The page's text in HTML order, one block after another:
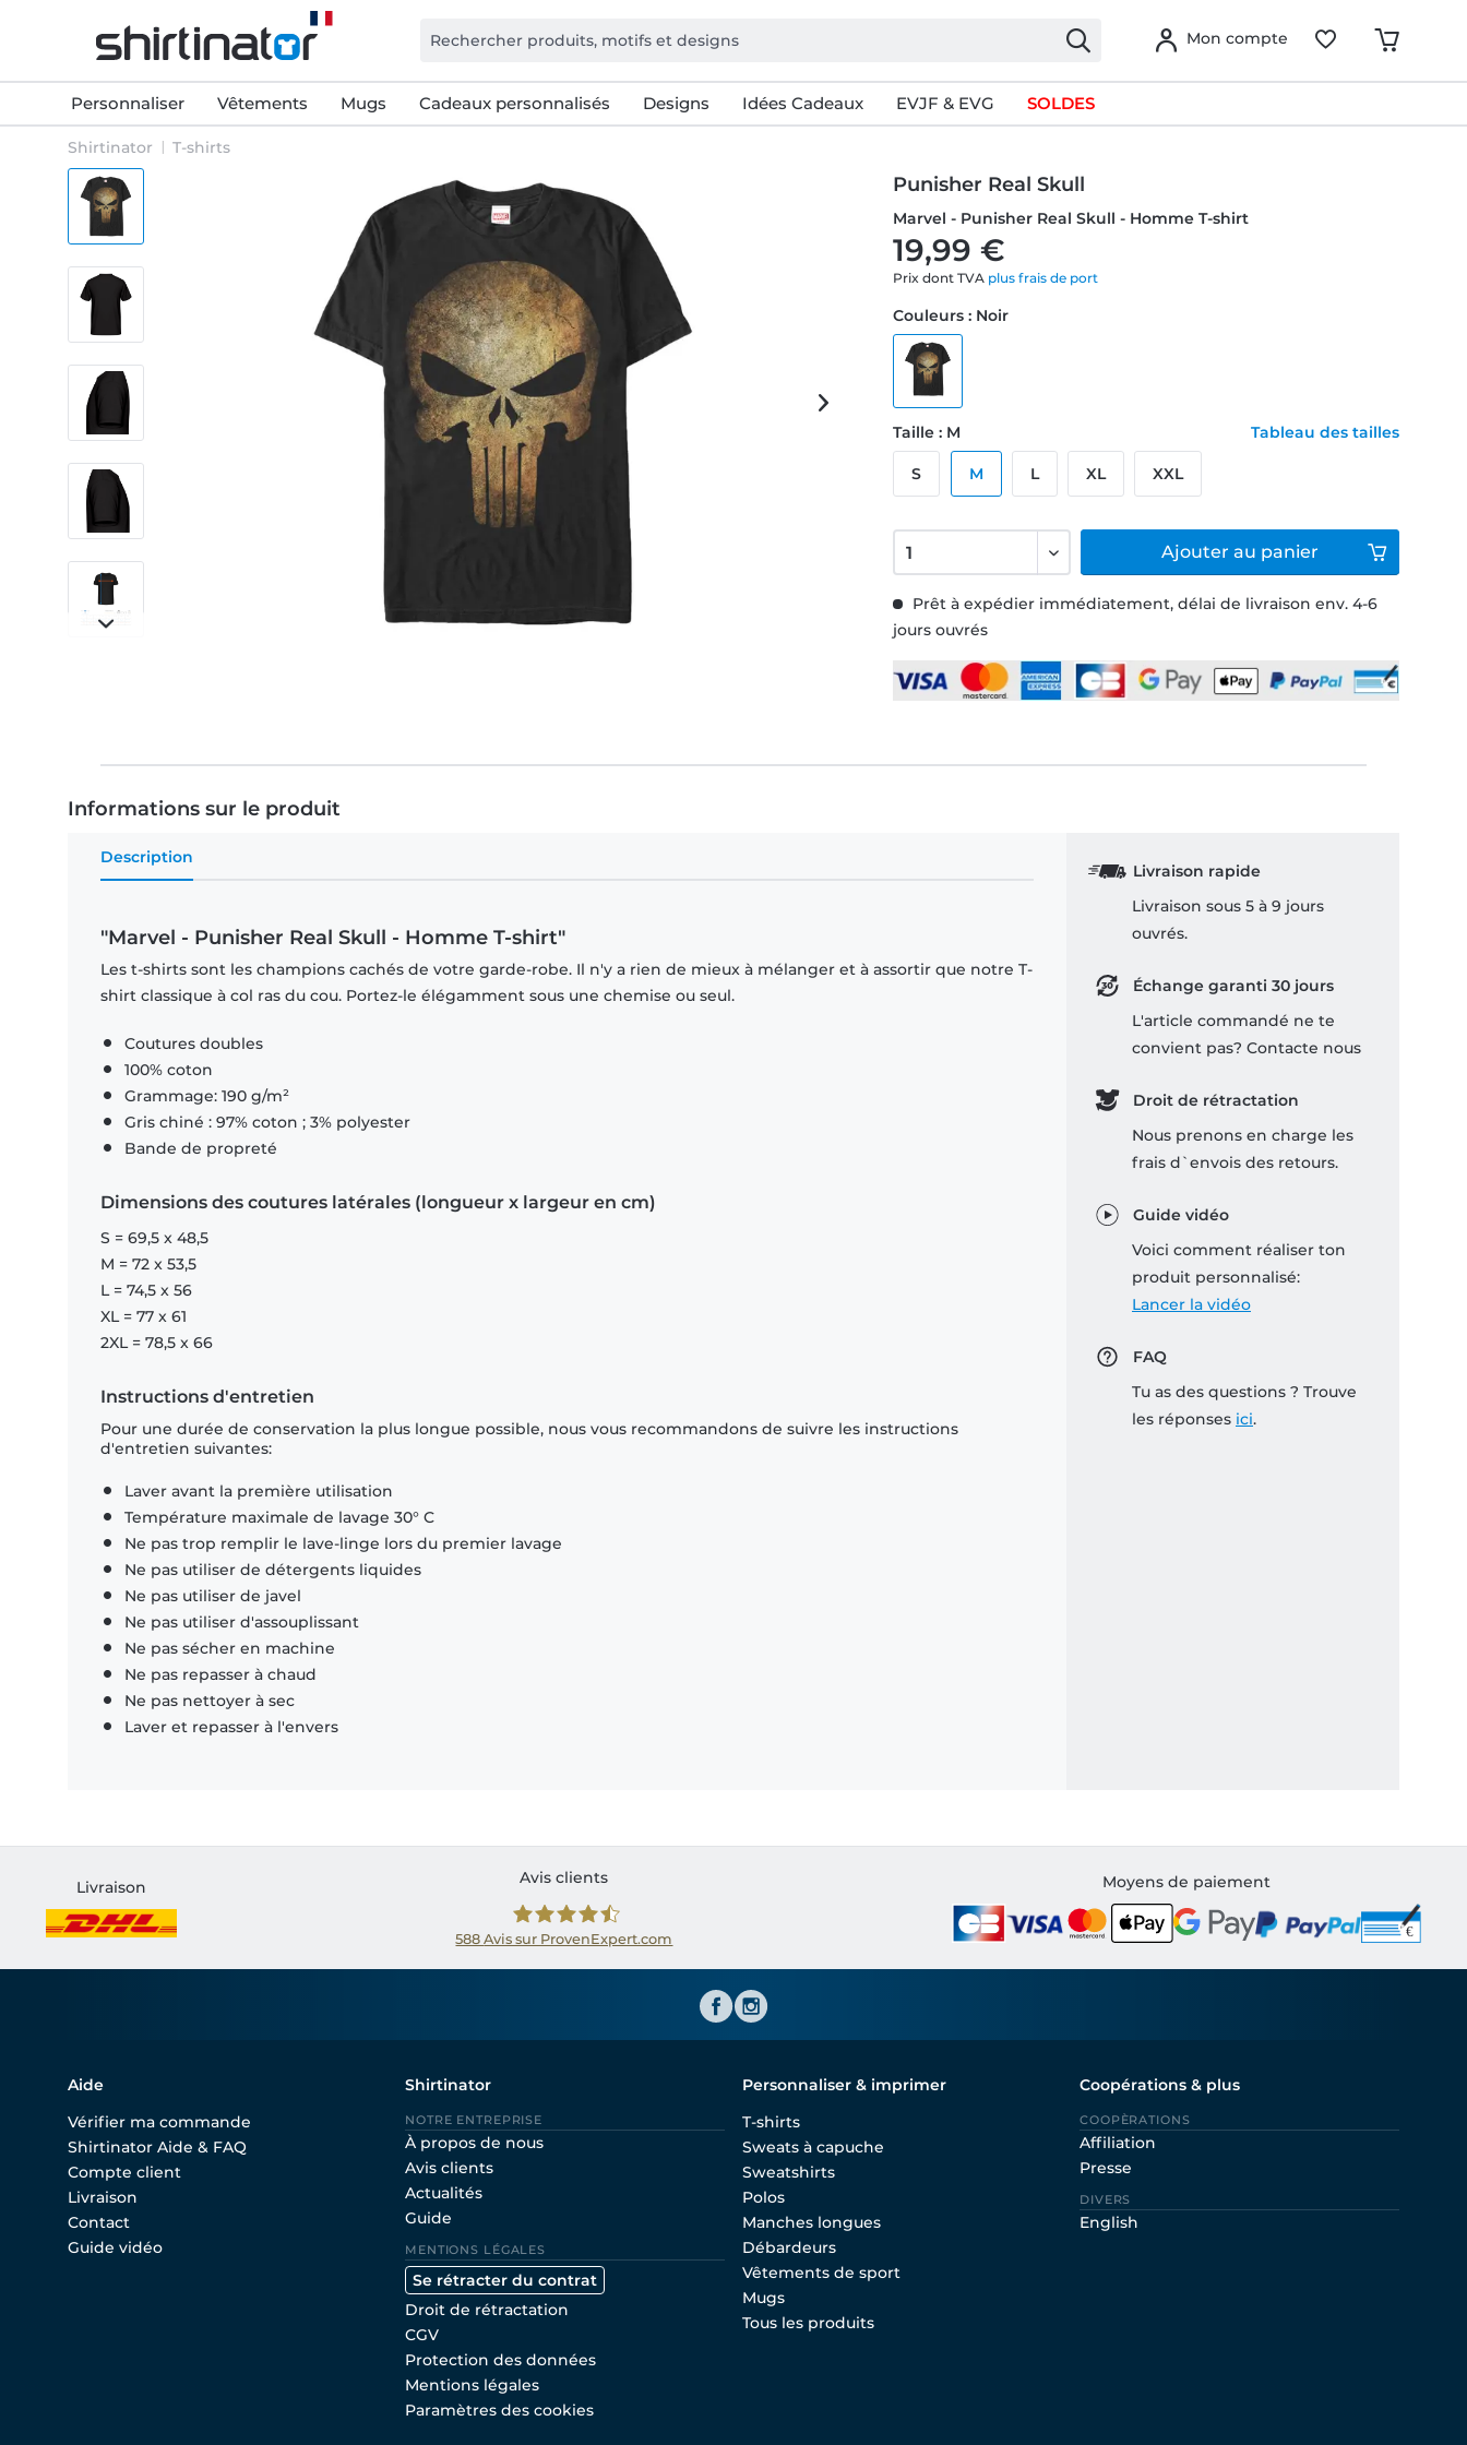
Mon compte
Personnaliser Vêtements Mugs Cadeaux personnalisés Designs Idées Cadeaux EVJF & EVG SOLDES
Shirtinator T-shirts
Punisher Real Skull
Marvel - Punisher Real Skull - Homme T-shirt
19,99 €
Prix dont TVA plus frais de port
Prêt à expédier immédiatement, délai de livraison env. 4-6
jours ouvrés
Couleurs : Noir
Taille : M Tableau des tailles
S M L XL XXL
Ajouter au panier
Informations sur le produit
Description
"Marvel - Punisher Real Skull - Homme T-shirt"
Les t-shirts sont les champions cachés de votre garde-robe. Il n'y a rien de mieux à mélanger et à assortir que notre T-
shirt classique à col ras du cou. Portez-le élégamment sous une chemise ou seul.
Coutures doubles
100% coton
Grammage: 190 g/m²
Gris chiné : 97% coton ; 3% polyester
Bande de propreté
Dimensions des coutures latérales (longueur x largeur en cm)
S = 69,5 x 48,5
M = 72 x 53,5
L = 74,5 x 56
XL = 77 x 61
2XL = 78,5 x 66
Instructions d'entretien
Pour une durée de conservation la plus longue possible, nous vous recommandons de suivre les instructions
d'entretien suivantes:
Laver avant la première utilisation
Température maximale de lavage 30° C
Ne pas trop remplir le lave-linge lors du premier lavage
Ne pas utiliser de détergents liquides
Ne pas utiliser de javel
Ne pas utiliser d'assouplissant
Ne pas sécher en machine
Ne pas repasser à chaud
Ne pas nettoyer à sec
Laver et repasser à l'envers
Livraison rapide
Livraison sous 5 à 9 jours
ouvrés.
Échange garanti 30 jours
L'article commandé ne te
convient pas? Contacte nous
Droit de rétractation
Nous prenons en charge les
frais d`envois des retours.
Guide vidéo
Voici comment réaliser ton
produit personnalisé:
Lancer la vidéo
FAQ
Tu as des questions ? Trouve
les réponses ici.
Livraison
Avis clients
588Avis sur ProvenExpert.com
Moyens de paiement
Aide
Vérifier ma commande
Shirtinator Aide & FAQ
Compte client
Livraison
Contact
Guide vidéo
Shirtinator
NOTRE ENTREPRISE
À propos de nous
Avis clients
Actualités
Guide
MENTIONS LÉGALES
Se rétracter du contrat
Droit de rétractation
CGV
Protection des données
Mentions légales
Paramètres des cookies
Personnaliser & imprimer
T-shirts
Sweats à capuche
Sweatshirts
Polos
Manches longues
Débardeurs
Vêtements de sport
Mugs
Tous les produits
Coopérations & plus
COOPÈRATIONS
Affiliation
Presse
DIVERS
English